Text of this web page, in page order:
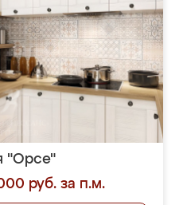
"Орсе"
руб. за п.м.